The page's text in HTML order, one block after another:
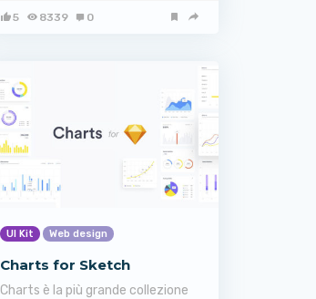
5 8339 0
UI Kit Web design
Charts for Sketch
Charts è la più grande collezione